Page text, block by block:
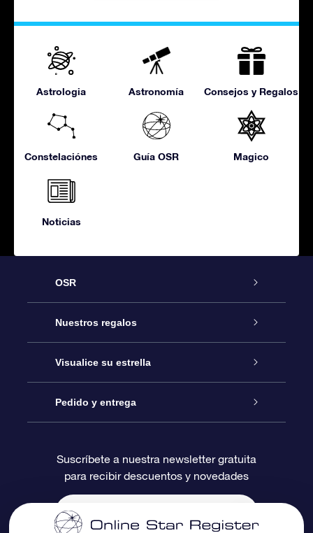
Astrologia Astronomía Consejos y Regalos
Constelaciónes Guía OSR Magico
Noticias
OSR
Atención
Contáctanos
Blog
Reseñas
Nuestros regalos
Regalo Estrella Online
Paquete de Regalo OSR
Tarjeta de Regalo OSR
Regalos empresariales
Visualice su estrella
Registro estelar
Página de Estrella Personalizada
Un Millón de Estrellas
Pedido y entrega
Información de Pago
Información de Envío
Suscríbete a nuestra newsletter gratuita
para recibir descuentos y novedades